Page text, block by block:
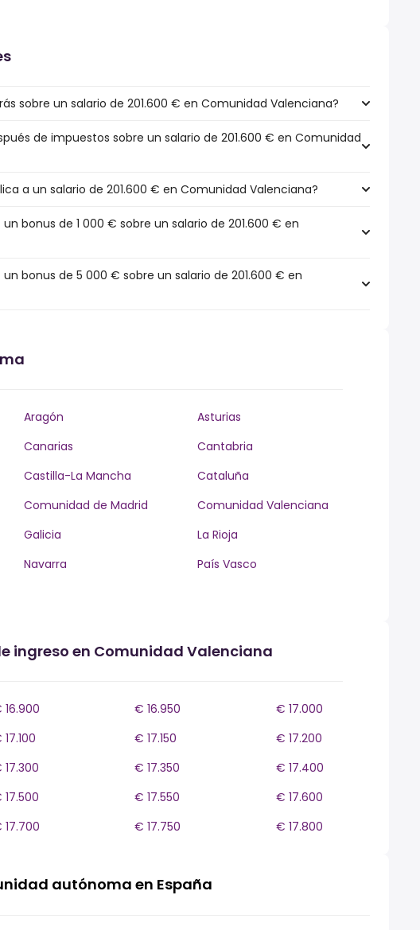
sobre un salario de 201.600 € en Comunidad Valenciana?
de impuestos sobre un salario de 201.600 € en Comunidad
a un salario de 201.600 € en Comunidad Valenciana?
bonus de 1 000 € sobre un salario de 201.600 € en
bonus de 5 000 € sobre un salario de 201.600 € en
Aragón
Asturias
Canarias
Cantabria
Castilla-La Mancha
Cataluña
Comunidad de Madrid
Comunidad Valenciana
Galicia
La Rioja
Navarra
País Vasco
ingreso en Comunidad Valenciana
16.900 € 16.950
€ 17.000
€ 17.150
€ 17.200
€ 17.350
€ 17.400
€ 17.550
€ 17.600
17.700 € 17.750 € 17.800
autónoma en España